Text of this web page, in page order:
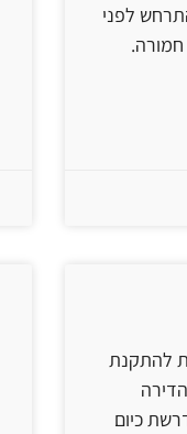
לפני
חמורה.
להתקנת
כיום